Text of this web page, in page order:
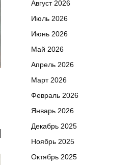
Август 2026
Июль 2026
Июнь 2026
Май 2026
Апрель 2026
Март 2026
Февраль 2026
Январь 2026
Декабрь 2025
Ноябрь 2025
Октябрь 2025